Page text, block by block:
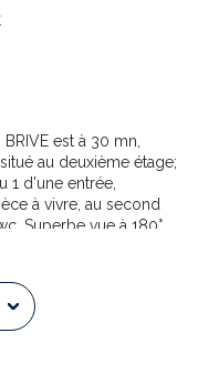
est à 30 mn,
au deuxième étage;
1 d'une entrée,
à vivre, au second
.Superbe vue à 180°
de 1200 €. Pour
de vous adresser
de Tower-